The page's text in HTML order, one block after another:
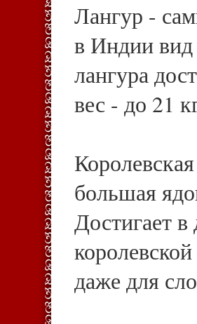
Лангур -
в Индии
лангура
вес - до 21
большая
Достигает
даже для